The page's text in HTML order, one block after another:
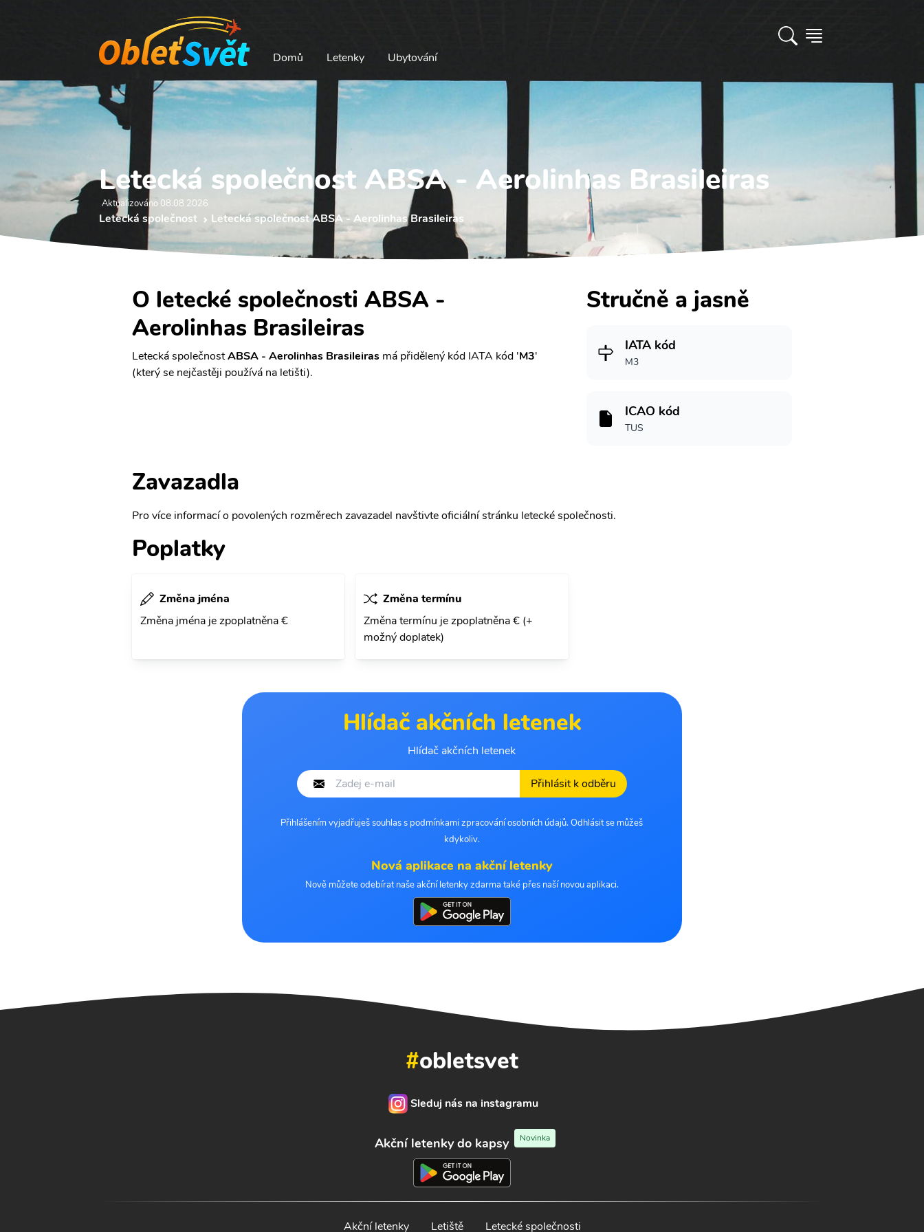
Domů Letenky Ubytování
Letecká společnost ABSA - Aerolinhas Brasileiras
Aktualizováno 08.08 2026
Letecká společnost Letecká společnost ABSA - Aerolinhas Brasileiras
O letecké společnosti ABSA -
Aerolinhas Brasileiras
Letecká společnostABSA - Aerolinhas Brasileiras má přidělený kód IATA kód 'M3'
(který se nejčastěji používá na letišti).
Stručně a jasně
IATA kód
M3
ICAO kód
TUS
Zavazadla
Pro více informací o povolených rozměrech zavazadel navštivte oficiální stránku letecké společnosti.
Poplatky
Změna jména
Změna jména je zpoplatněna €
Změna termínu
Změna termínu je zpoplatněna € (+
možný doplatek)
Hlídač akčních letenek
Hlídač akčních letenek
Přihlásit k odběru
Přihlášením vyjadřuješ souhlas s podmínkami zpracování osobních údajů. Odhlásit se můžeš
kdykoliv.
Nová aplikace na akční letenky
Nově můžete odebírat naše akční letenky zdarma také přes naší novou aplikaci.
#obletsvet
Sleduj nás na instagramu
Akční letenky do kapsy Novinka
Akční letenky Letiště Letecké společnosti